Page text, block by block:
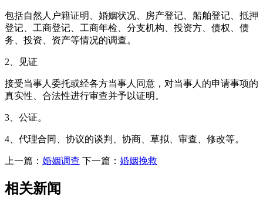
包括自然人户籍证明、婚姻状况、房产登记、船舶登记、抵押
登记、工商登记、工商年检、分支机构、投资方、债权、债
务、投资、资产等情况的调查。
2、见证
接受当事人委托或经各方当事人同意，对当事人的申请事项的
真实性、合法性进行审查并予以证明。
3、公证。
4、代理合同、协议的谈判、协商、草拟、审查、修改等。
上一篇： 婚姻调查 下一篇： 婚姻挽救
相关新闻